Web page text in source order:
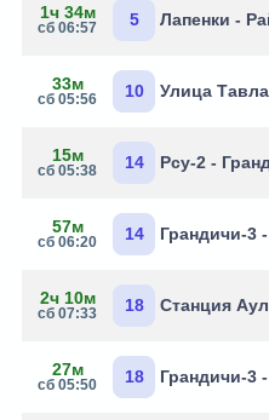
1ч 34м
сб 06:57 5 Лапенки -
33м
сб 05:56 10 Улица
15м
сб 05:38 14 Рсу-2 -
57м
сб 06:20 14 Грандичи-3
2ч 10м
сб 07:33 18 Станция
27м
сб 05:50 18 Грандичи-3